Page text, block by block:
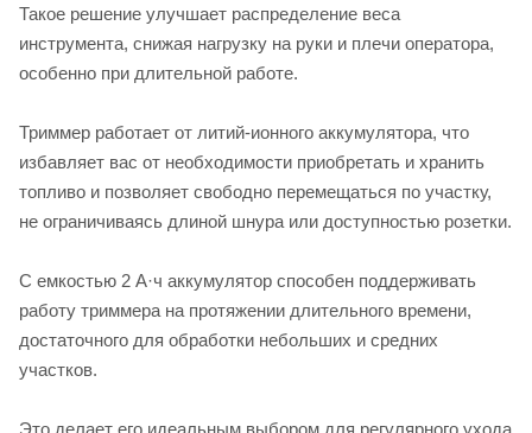
Такое решение улучшает распределение веса
инструмента, снижая нагрузку на руки и плечи оператора,
особенно при длительной работе.
Триммер работает от литий-ионного аккумулятора, что
избавляет вас от необходимости приобретать и хранить
топливо и позволяет свободно перемещаться по участку,
не ограничиваясь длиной шнура или доступностью розетки.
С емкостью 2 А·ч аккумулятор способен поддерживать
работу триммера на протяжении длительного времени,
достаточного для обработки небольших и средних
участков.
Это делает его идеальным выбором для регулярного ухода